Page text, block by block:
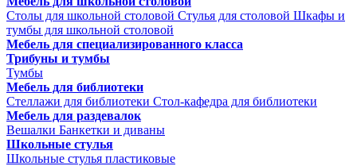
Столы для школьной столовой Стулья для столовой Шкафы и
тумбы для школьной столовой
Мебель для специализированного класса
Трибуны и тумбы
Тумбы
Мебель для библиотеки
Стеллажи для библиотеки Стол-кафедра для библиотеки
Мебель для раздевалок
Вешалки Банкетки и диваны
Школьные стулья
Школьные стулья пластиковые